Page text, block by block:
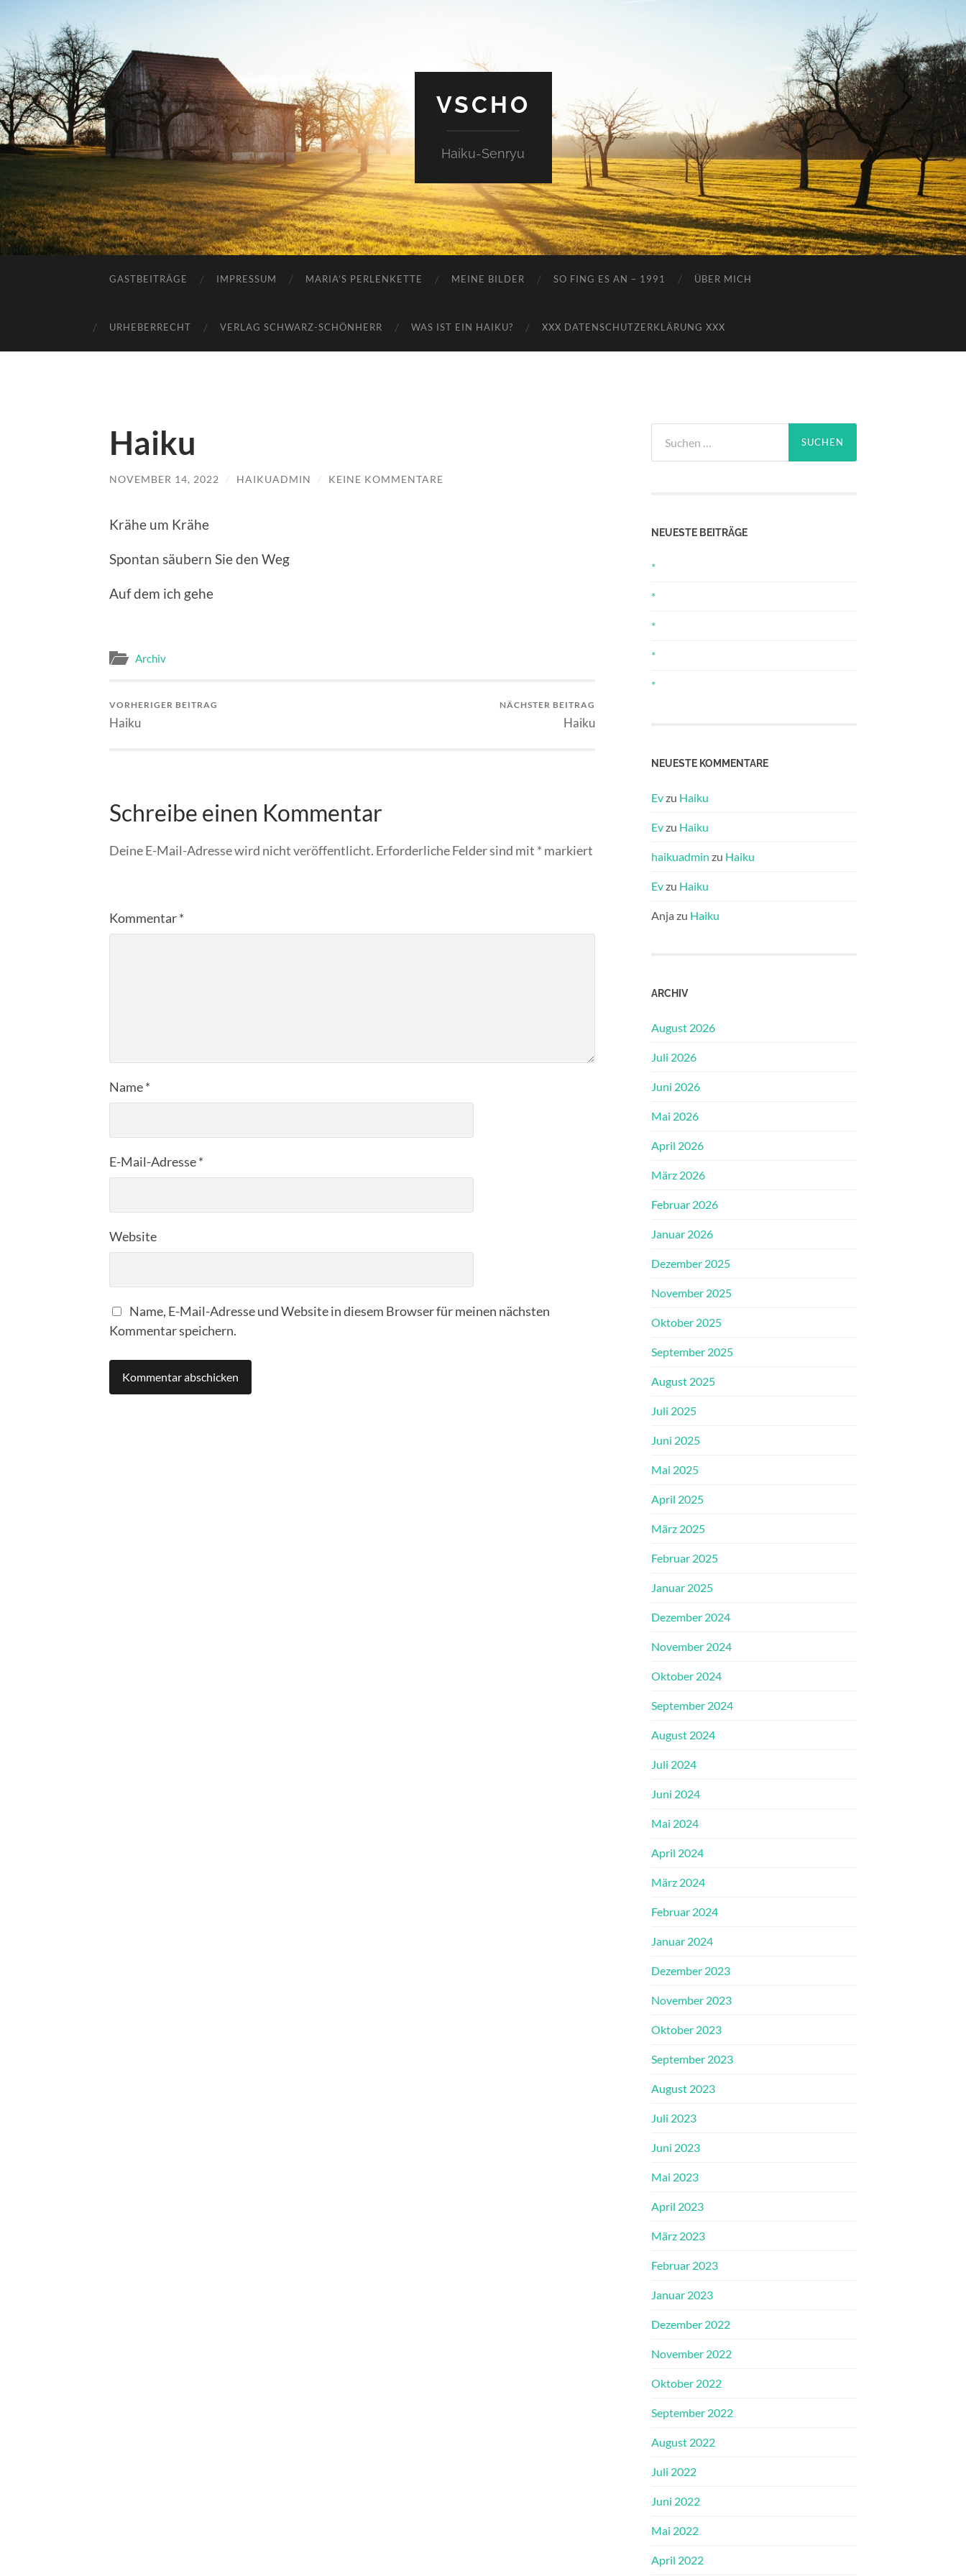
VSCHO
Haiku-Senryu
GASTBEITRÄGE IMPRESSUM MARIA’S PERLENKETTE MEINE BILDER SO FING ES AN – 1991 ÜBER MICH
URHEBERRECHT VERLAG SCHWARZ-SCHÖNHERR WAS IST EIN HAIKU? XXX DATENSCHUTZERKLÄRUNG XXX
Haiku
NOVEMBER 14, 2022 / HAIKUADMIN / KEINE KOMMENTARE
Krähe um Krähe
Spontan säubern Sie den Weg
Auf dem ich gehe
Archiv
VORHERIGER BEITRAG
Haiku
NÄCHSTER BEITRAG
Haiku
Schreibe einen Kommentar
Deine E-Mail-Adresse wird nicht veröffentlicht. Erforderliche Felder sind mit * markiert
Kommentar*
Name*
E-Mail-Adresse*
Website
Name, E-Mail-Adresse und Website in diesem Browser für meinen nächsten
Kommentar speichern.
nach:
NEUESTE BEITRÄGE
*
*
*
*
*
NEUESTE KOMMENTARE
Evzu Haiku
Evzu Haiku
haikuadmin zu Haiku
Evzu Haiku
Anja zu Haiku
ARCHIV
August 2026
Juli 2026
Juni 2026
Mai 2026
April 2026
März 2026
Februar 2026
Januar 2026
Dezember 2025
November 2025
Oktober 2025
September 2025
August 2025
Juli 2025
Juni 2025
Mai 2025
April 2025
März 2025
Februar 2025
Januar 2025
Dezember 2024
November 2024
Oktober 2024
September 2024
August 2024
Juli 2024
Juni 2024
Mai 2024
April 2024
März 2024
Februar 2024
Januar 2024
Dezember 2023
November 2023
Oktober 2023
September 2023
August 2023
Juli 2023
Juni 2023
Mai 2023
April 2023
März 2023
Februar 2023
Januar 2023
Dezember 2022
November 2022
Oktober 2022
September 2022
August 2022
Juli 2022
Juni 2022
Mai 2022
April 2022